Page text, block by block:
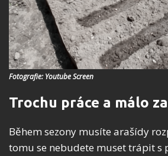
Fotografie: Youtube Screen
Trochu práce a málo
Během sezony musíte arašídy
tomu se nebudete muset trápit s